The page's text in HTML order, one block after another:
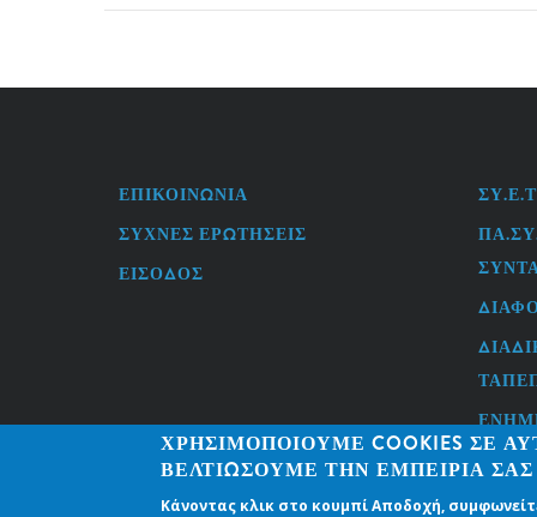
FOOTER
MENU
ΕΠΙΚΟΙΝΩΝΊΑ
ΣΥΧΝΈΣ ΕΡΩΤΉΣΕΙΣ
ΕΊΣΟΔΟΣ
LINKS
ΧΡΗΣΙΜΟΠΟΙΟΎΜΕ COOKIES ΣΕ
ΒΕΛΤΙΏΣΟΥΜΕ ΤΗΝ ΕΜΠΕΙΡΊΑ ΣΑΣ
Κάνοντας κλικ στο κουμπί Αποδοχή,